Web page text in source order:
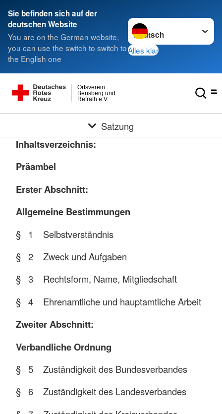
Sie befinden sich auf der
deutschen Website
You are on the German website,
you can use the switch to switch to
the English one
Sprache wechseln zu
Alles klar
Refrath e.V.
Bensberg und
Ortsverein
Satzung
Inhaltsverzeichnis:
Präambel
Erster Abschnitt:
Allgemeine Bestimmungen
§ 1 Selbstverständnis
§ 2 Zweck und Aufgaben
§ 3 Rechtsform, Name, Mitgliedschaft
§ 4 Ehrenamtliche und hauptamtliche Arbeit
Zweiter Abschnitt:
Verbandliche Ordnung
§ 5 Zuständigkeit des Bundesverbandes
§ 6 Zuständigkeit des Landesverbandes